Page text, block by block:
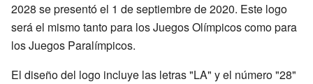
2028 se presentó el 1 de septiembre de 2020. Este logo
será el mismo tanto para los Juegos Olímpicos como para
los Juegos Paralímpicos.
El diseño del logo incluye las letras "LA" y el número "28"